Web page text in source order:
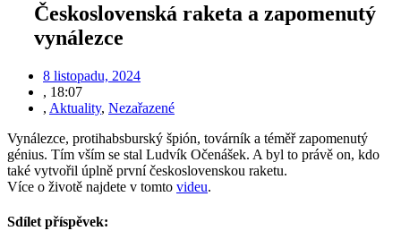
Československá raketa a zapomenutý
vynálezce
8 listopadu, 2024
, 18:07
, Aktuality, Nezařazené
Vynálezce, protihabsburský špión, továrník a téměř zapomenutý
génius. Tím vším se stal Ludvík Očenášek. A byl to právě on, kdo
také vytvořil úplně první československou raketu.
Více o životě najdete v tomto videu.
Sdílet příspěvek: